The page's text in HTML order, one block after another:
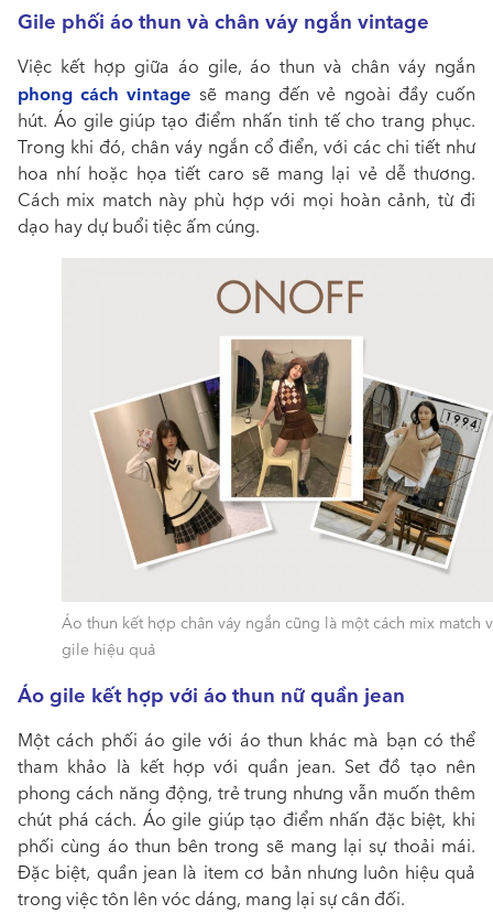
Gile phối áo thun và chân váy ngắn vintage
Việc kết hợp giữa áo gile, áo thun và chân váy ngắn
phong cách vintage sẽ mang đến vẻ ngoài đầy cuốn
hút. Áo gile giúp tạo điểm nhấn tinh tế cho trang phục.
Trong khi đó, chân váy ngắn cổ điển, với các chi tiết như
hoa nhí hoặc họa tiết caro sẽ mang lại vẻ dễ thương.
Cách mix match này phù hợp với mọi hoàn cảnh, từ đi
dạo hay dự buổi tiệc ấm cúng.
Áo thun kết hợp chân váy ngắn cũng là một cách mix match
gile hiệu quả
Áo gile kết hợp với áo thun nữ quần jean
Một cách phối áo gile với áo thun khác mà bạn có thể
tham khảo là kết hợp với quần jean. Set đồ tạo nên
phong cách năng động, trẻ trung nhưng vẫn muốn thêm
chút phá cách. Áo gile giúp tạo điểm nhấn đặc biệt, khi
phối cùng áo thun bên trong sẽ mang lại sự thoải mái.
Đặc biệt, quần jean là item cơ bản nhưng luôn hiệu quả
trong việc tôn lên vóc dáng, mang lại sự cân đối.